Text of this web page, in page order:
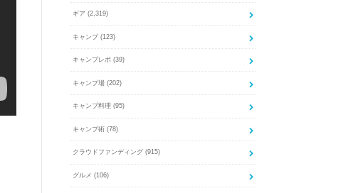
ギア (2,319)
キャンプ (123)
キャンプレポ (39)
キャンプ場 (202)
キャンプ料理 (95)
キャンプ術 (78)
クラウドファンディング (915)
グルメ (106)